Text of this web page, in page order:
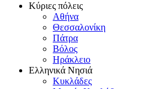
Κύριες πόλεις
Αθήνα
Θεσσαλονίκη
Πάτρα
Βόλος
Ηράκλειο
Ελληνικά Νησιά
Κυκλάδες